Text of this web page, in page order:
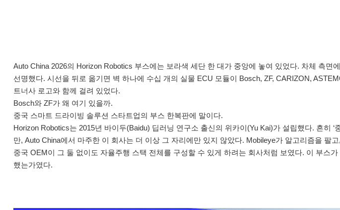
Auto China 2026의 Horizon Robotics 부스에는 보라색 세단 한 대가 중앙에 놓여 있었다. 차체 측면
선명했다. 시선을 뒤로 옮기면 벽 하나에 수십 개의 실물 ECU 모듈이 Bosch, ZF, CARIZON,
트너사 로고와 함께 걸려 있었다.
Bosch와 ZF가 왜 여기 있을까.
중국 스마트 드라이빙 솔루션 스타트업의 부스 한복판에 말이다.
Horizon Robotics는 2015년 바이두(Baidu) 딥러닝 연구소 출신의 위카이(Yu Kai)가 설립했다. 흔히 ‘
만, Auto China에서 마주한 이 회사는 더 이상 그 자리에만 있지 않았다. Mobileye가 알고리즘을 팔
중국 OEM이 그 둘 없이도 자율주행 스택 전체를 구성할 수 있게 하려는 회사처럼 보였다. 이 부스
했는가였다.